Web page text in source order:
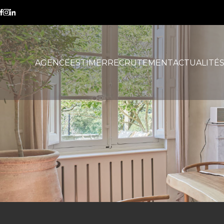
AGENCEESTIMERRECRUTEMENTACTUALITÉS
Aix-Marseille